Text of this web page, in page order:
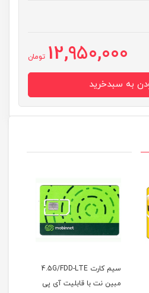
12,950,000 تومان
سیم کارت 4.5G/FDD-LTE
مبین نت با قابلیت آی پی